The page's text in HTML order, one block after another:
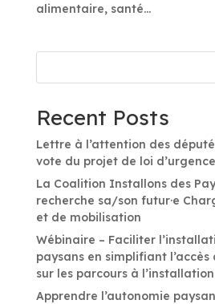
alimentaire, santé...
Recent Posts
Lettre à l’attention des
vote du projet de loi
La Coalition Installons des
recherche sa/son futur·e
et de mobilisation
Wébinaire – Faciliter
paysans en simplifiant
sur les parcours à l’installation
Apprendre l’autonomie